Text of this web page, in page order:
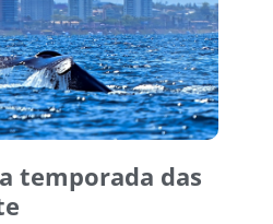
temporada das